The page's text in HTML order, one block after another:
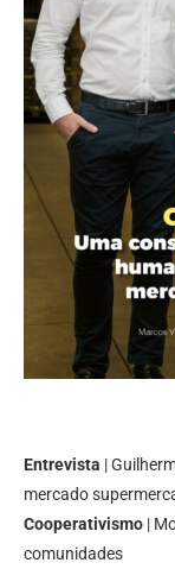
Entrevista |
mercado
Cooperativismo |
comunidades